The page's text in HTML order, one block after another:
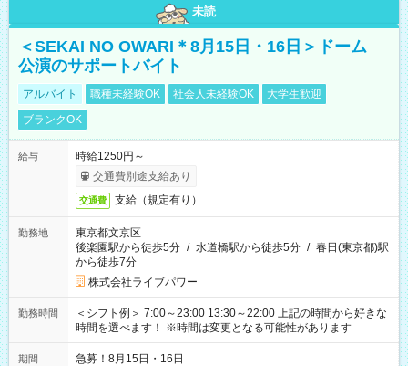
未読
＜SEKAI NO OWARI＊8月15日・16日＞ドーム
公演のサポートバイト
アルバイト 職種未経験OK 社会人未経験OK
大学生歓迎
ブランクOK
給与
時給1250円～
交通費別途支給あり
交通費 支給（規定有り）
勤務地
東京都文京区
後楽園駅から徒歩5分 / 水道橋駅から徒歩5分 / 春日(東京都)駅
から徒歩7分
株式会社ライブパワー
勤務時間
＜シフト例＞ 7:00～23:00 13:30～22:00 上記の時間から好きな
時間を選べます！ ※時間は変更となる可能性があります
期間 急募！8月15日・16日